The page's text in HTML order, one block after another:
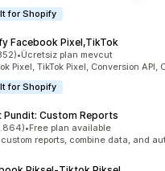
for Shopify
Facebook Pixel,TikTok
üzerinden
değerlendirme
•Ücretsiz plan mevcut
Pixel, TikTok Pixel, Conversion API,
for Shopify
Pundit: Custom Reports
üzerinden
değerlendirme
•Free plan available
reports, combine data, and